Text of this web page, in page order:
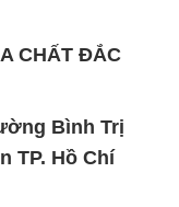
CHẤT ĐẮC
Bình Trị
TP. Hồ Chí